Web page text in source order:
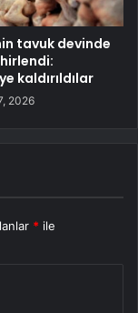
tavuk devinde
kaldırıldılar
2026
* ile